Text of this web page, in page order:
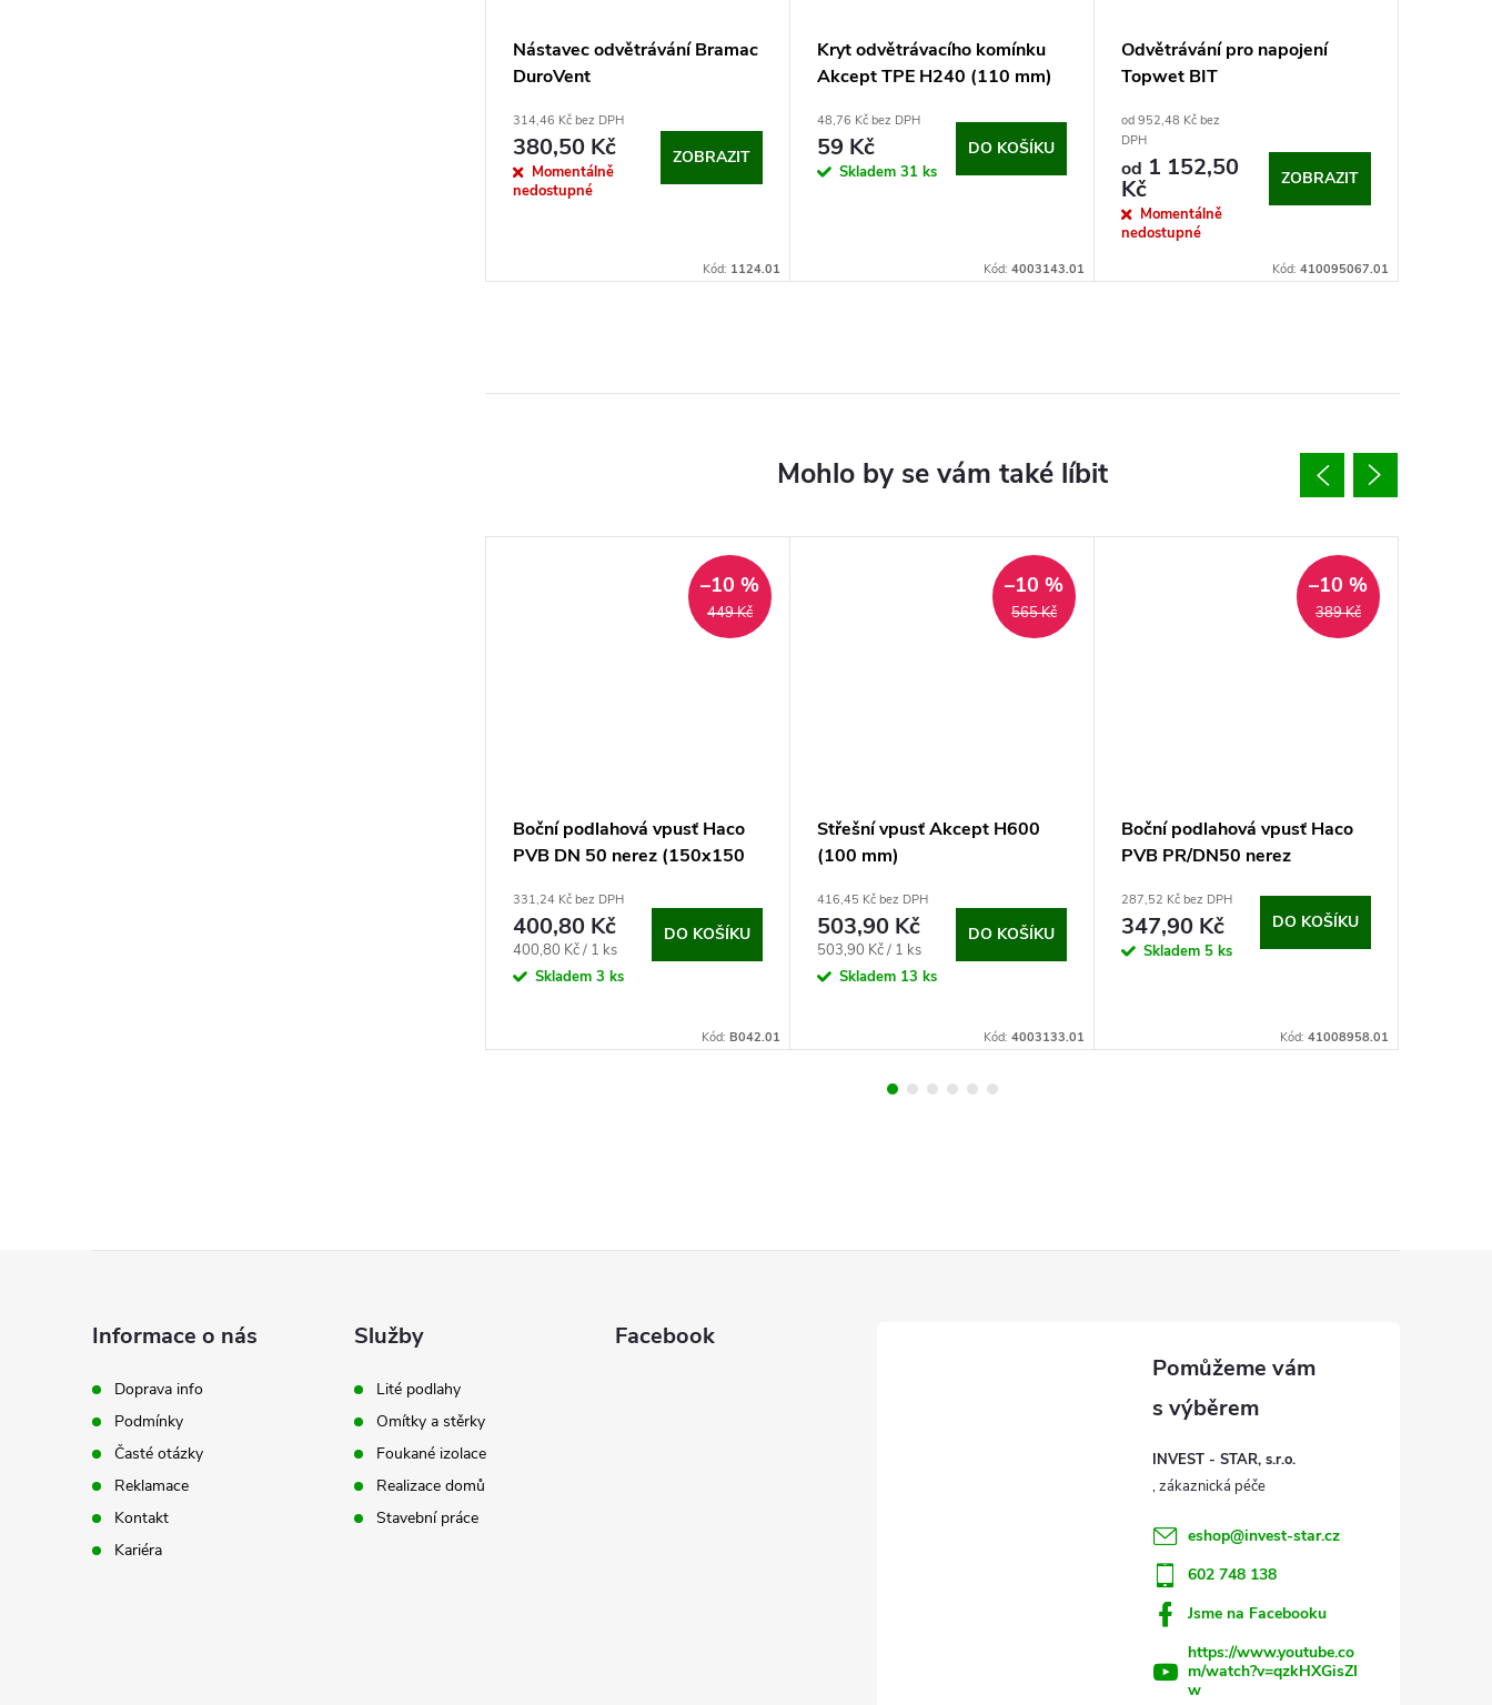
Nástavec odvětrávání Bramac
DuroVent
314,46 Kč bez DPH
380,50 Kč
Momentálně
nedostupné
ZOBRAZIT
Kód: 1124.01
Kryt odvětrávacího komínku
Akcept TPE H240 (110 mm)
48,76 Kč bez DPH
59 Kč
Skladem 31 ks
DO KOŠÍKU
Kód: 4003143.01
Odvětrávání pro napojení
Topwet BIT
od 952,48 Kč bez
DPH
od 1 152,50
Kč
Momentálně
nedostupné
ZOBRAZIT
Kód: 410095067.01
449 Kč
–10 %
Boční podlahová vpusť Haco
PVB DN 50 nerez (150x150
331,24 Kč bez DPH
400,80 Kč
Měrná
cena:
400,80 Kč / 1 ks
Skladem 3 ks
DO KOŠÍKU
Kód: B042.01
565 Kč
–10 %
Střešní vpusť Akcept H600
(100 mm)
416,45 Kč bez DPH
503,90 Kč
Měrná
cena:
503,90 Kč / 1 ks
Skladem 13 ks
DO KOŠÍKU
Kód: 4003133.01
389 Kč
–10 %
Boční podlahová vpusť Haco
PVB PR/DN50 nerez
287,52 Kč bez DPH
347,90 Kč
Skladem 5 ks
DO KOŠÍKU
Kód: 41008958.01
Informace o nás
Doprava info
Podmínky
Časté otázky
Reklamace
Kontakt
Kariéra
Služby
Lité podlahy
Omítky a stěrky
Foukané izolace
Realizace domů
Stavební práce
Facebook
INVEST - STAR, s.r.o.
eshop@invest-star.cz
602 748 138
Jsme na Facebooku
https://www.youtube.co
m/watch?v=qzkHXGisZI
w